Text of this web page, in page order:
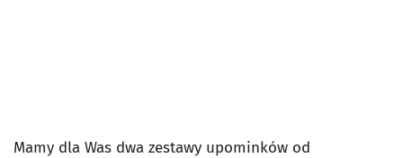
Mamy dla Was dwa zestawy upominków od